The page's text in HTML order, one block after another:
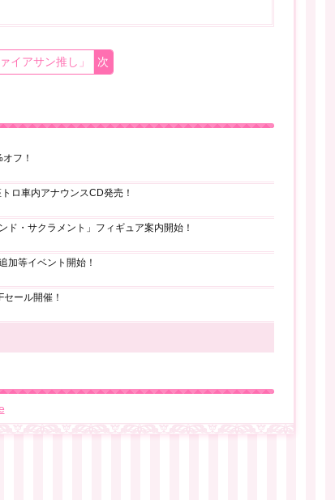
イアサン推し」
フ！
ロ車内アナウンスCD発売！
・サクラメント」フィギュア案内開始！
加等イベント開始！
ール開催！